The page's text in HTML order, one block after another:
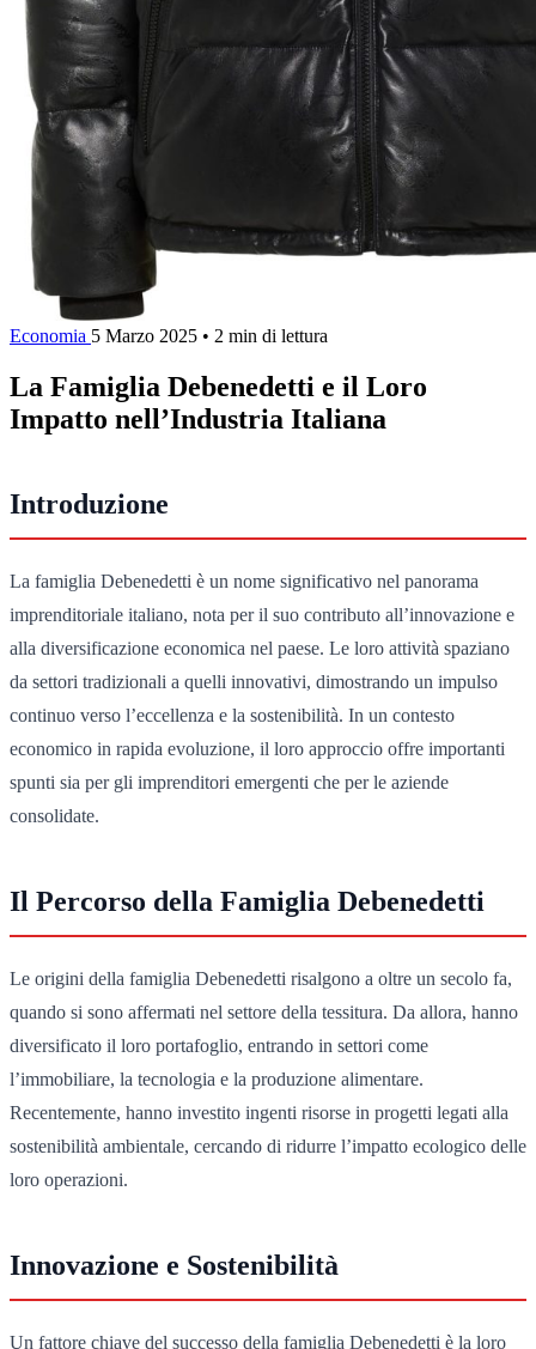
Economia 5 Marzo 2025 • 2 min di lettura
La Famiglia Debenedetti e il Loro
Impatto nell’Industria Italiana
Introduzione
La famiglia Debenedetti è un nome significativo nel panorama
imprenditoriale italiano, nota per il suo contributo all’innovazione e
alla diversificazione economica nel paese. Le loro attività spaziano
da settori tradizionali a quelli innovativi, dimostrando un impulso
continuo verso l’eccellenza e la sostenibilità. In un contesto
economico in rapida evoluzione, il loro approccio offre importanti
spunti sia per gli imprenditori emergenti che per le aziende
consolidate.
Il Percorso della Famiglia Debenedetti
Le origini della famiglia Debenedetti risalgono a oltre un secolo fa,
quando si sono affermati nel settore della tessitura. Da allora, hanno
diversificato il loro portafoglio, entrando in settori come
l’immobiliare, la tecnologia e la produzione alimentare.
Recentemente, hanno investito ingenti risorse in progetti legati alla
sostenibilità ambientale, cercando di ridurre l’impatto ecologico delle
loro operazioni.
Innovazione e Sostenibilità
Un fattore chiave del successo della famiglia Debenedetti è la loro